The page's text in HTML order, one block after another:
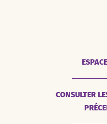
CONSULTER